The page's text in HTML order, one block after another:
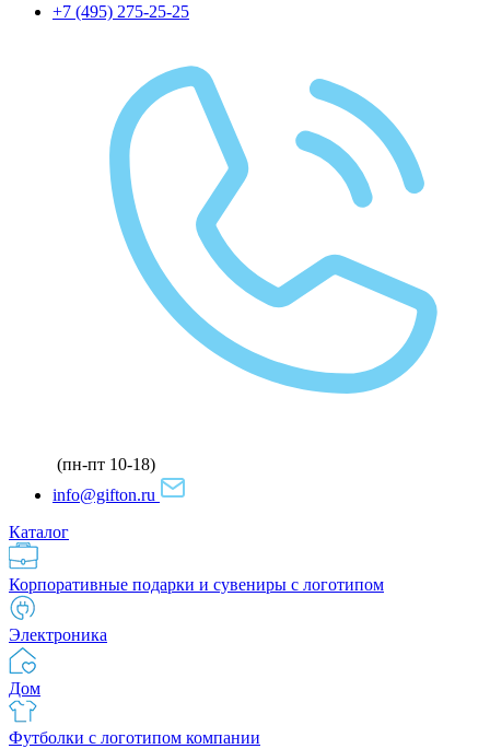
+7 (495) 275-25-25
(пн-пт 10-18)
info@gifton.ru
Каталог
Корпоративные подарки и сувениры с логотипом
Электроника
Дом
Футболки с логотипом компании